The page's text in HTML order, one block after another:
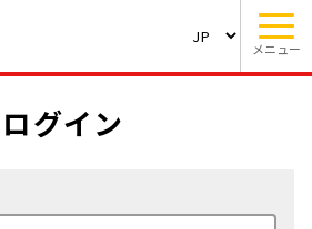
メニュー
ログイン